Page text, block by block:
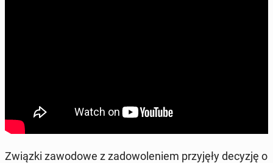
Związki za­wo­do­we z za­do­wo­le­niem przy­ję­ły decyzję o